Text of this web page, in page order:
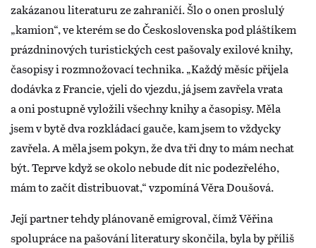
zakázanou literaturu ze zahraničí. Šlo o onen proslulý
„kamion“, ve kterém se do Československa pod pláštíkem
prázdninových turistických cest pašovaly exilové knihy,
časopisy i rozmnožovací technika. „Každý měsíc přijela
dodávka z Francie, vjeli do vjezdu, já jsem zavřela vrata
a oni postupně vyložili všechny knihy a časopisy. Měla
jsem v bytě dva rozkládací gauče, kam jsem to vždycky
zavřela. A měla jsem pokyn, že dva tři dny to mám nechat
být. Teprve když se okolo nebude dít nic podezřelého,
mám to začít distribuovat,“ vzpomíná Věra Doušová.
Její partner tehdy plánovaně emigroval, čímž Věřina
spolupráce na pašování literatury skončila, byla by příliš